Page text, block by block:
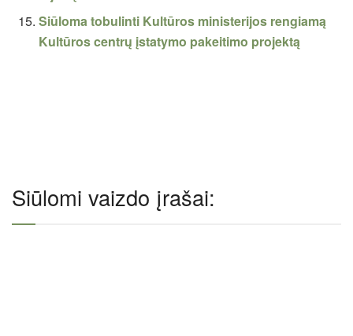
Siūloma tobulinti Kultūros ministerijos rengiamą
Kultūros centrų įstatymo pakeitimo projektą
Siūlomi vaizdo įrašai: